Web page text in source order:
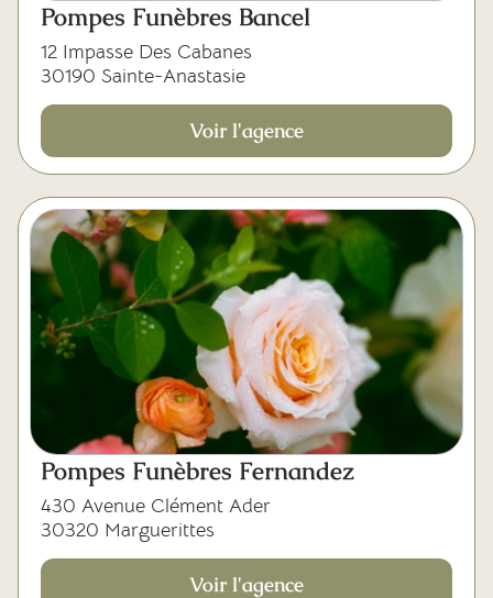
Pompes Funèbres Bancel
12 Impasse Des Cabanes
30190 Sainte-Anastasie
Voir l'agence
Pompes Funèbres Fernandez
430 Avenue Clément Ader
30320 Marguerittes
Voir l'agence